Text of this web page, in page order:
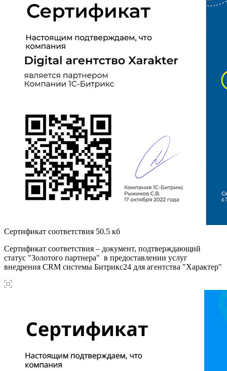
Сертификат соответствия 50.5 кб
Сертификат соответствия – документ, подтверждающий
статус "Золотого партнера" в предоставлении услуг
внедрения CRM системы Битрикс24 для агентства "Характер"